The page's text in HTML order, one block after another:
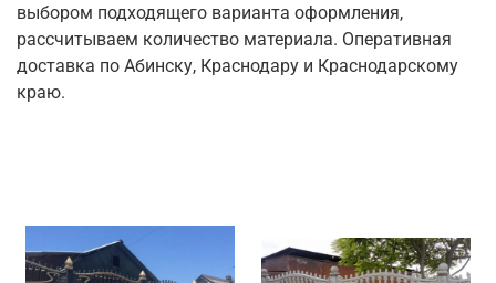
выбором подходящего варианта оформления,
рассчитываем количество материала. Оперативная
доставка по Абинску, Краснодару и Краснодарскому
краю.